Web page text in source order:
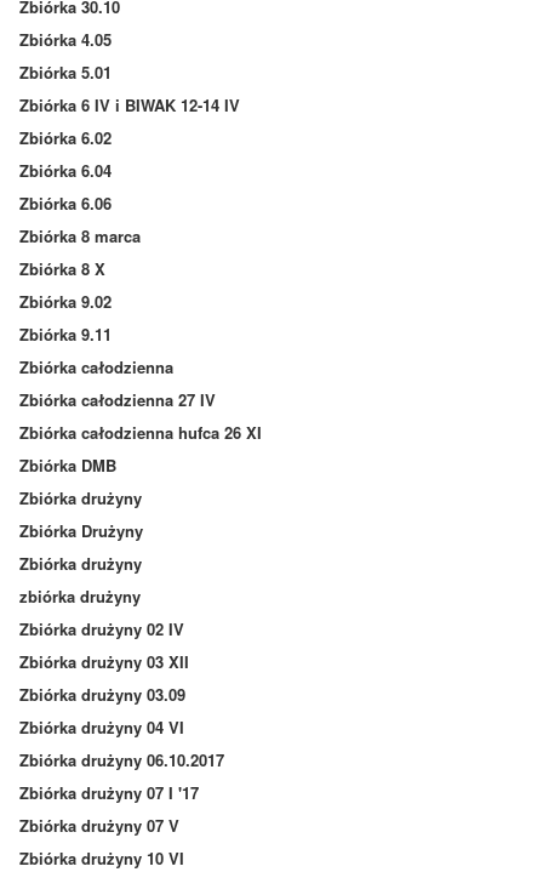
Zbiórka 30.10
Zbiórka 4.05
Zbiórka 5.01
Zbiórka 6 IV i BIWAK 12-14 IV
Zbiórka 6.02
Zbiórka 6.04
Zbiórka 6.06
Zbiórka 8 marca
Zbiórka 8 X
Zbiórka 9.02
Zbiórka 9.11
Zbiórka całodzienna
Zbiórka całodzienna 27 IV
Zbiórka całodzienna hufca 26 XI
Zbiórka DMB
Zbiórka drużyny
Zbiórka Drużyny
Zbiórka drużyny
zbiórka drużyny
Zbiórka drużyny 02 IV
Zbiórka drużyny 03 XII
Zbiórka drużyny 03.09
Zbiórka drużyny 04 VI
Zbiórka drużyny 06.10.2017
Zbiórka drużyny 07 I '17
Zbiórka drużyny 07 V
Zbiórka drużyny 10 VI